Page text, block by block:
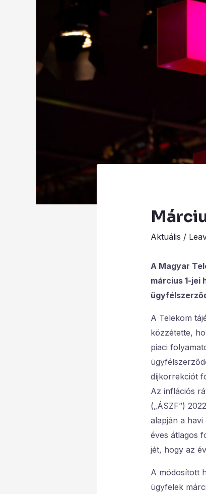
Aktuális /
A Magyar
március 1-jei
A Telekom
közzétette,
piaci
díjkorrekciót
Az inflációs
(„ÁSZF”)
alapján a
éves átlagos
jét, hogy az
A módosított
ügyfelek